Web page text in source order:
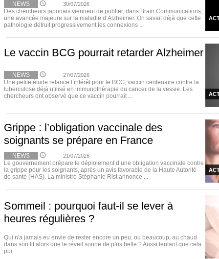
NEWS 30/07/2026
Des chercheurs japonais viennent de publier, dans Brain Communications,
une avancée majeure sur la maladie d’Alzheimer. On savait déjà que cette
pathologie détruit progressivement les connexions ...
Le vaccin BCG pourrait retarder Alzheimer
NEWS 27/07/2026
Une petite étude relance l’intérêt pour le BCG, vaccin centenaire contre la
tuberculose déjà utilisé en immunothérapie du cancer de la vessie. Les
chercheurs ont observé que ce vaccin pourrait ...
Grippe : l’obligation vaccinale des
soignants se prépare en France
NEWS 21/07/2026
Le gouvernement prépare le déploiement d’une obligation vaccinale contre
la grippe pour les soignants, après un avis favorable de la Haute Autorité
de santé (HAS). La ministre Stéphanie Rist annonce ...
Sommeil : pourquoi faut-il se lever à
heures régulières ?
Qui n'a jamais eu envie de rester encore un peu, ou beaucoup, au chaud
dans son lit alors que le réveil sonne de plus belle ? Aussi tentant que cela
pui